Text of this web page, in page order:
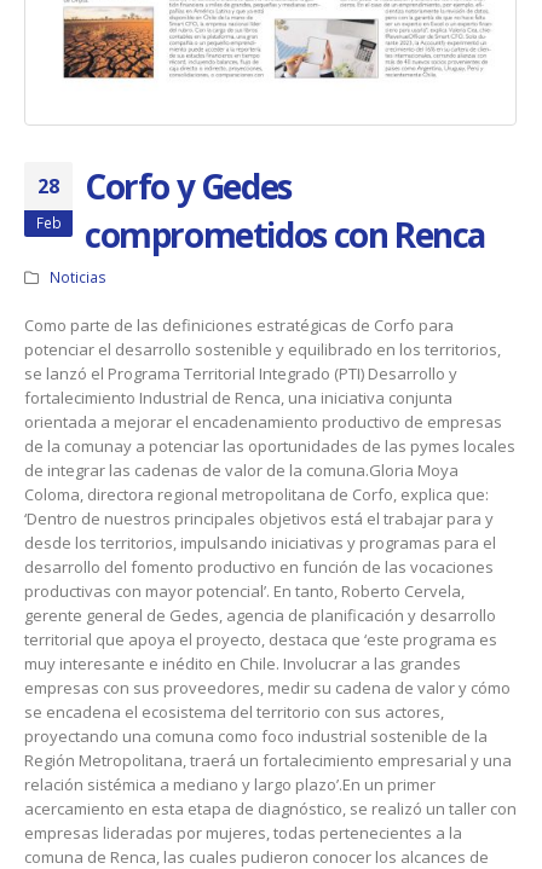
28
Feb
Corfo y Gedes
comprometidos con Renca
Noticias
Como parte de las definiciones estratégicas de Corfo para
potenciar el desarrollo sostenible y equilibrado en los territorios,
se lanzó el Programa Territorial Integrado (PTI) Desarrollo y
fortalecimiento Industrial de Renca, una iniciativa conjunta
orientada a mejorar el encadenamiento productivo de empresas
de la comunay a potenciar las oportunidades de las pymes locales
de integrar las cadenas de valor de la comuna.Gloria Moya
Coloma, directora regional metropolitana de Corfo, explica que:
‘Dentro de nuestros principales objetivos está el trabajar para y
desde los territorios, impulsando iniciativas y programas para el
desarrollo del fomento productivo en función de las vocaciones
productivas con mayor potencial’. En tanto, Roberto Cervela,
gerente general de Gedes, agencia de planificación y desarrollo
territorial que apoya el proyecto, destaca que ‘este programa es
muy interesante e inédito en Chile. Involucrar a las grandes
empresas con sus proveedores, medir su cadena de valor y cómo
se encadena el ecosistema del territorio con sus actores,
proyectando una comuna como foco industrial sostenible de la
Región Metropolitana, traerá un fortalecimiento empresarial y una
relación sistémica a mediano y largo plazo’.En un primer
acercamiento en esta etapa de diagnóstico, se realizó un taller con
empresas lideradas por mujeres, todas pertenecientes a la
comuna de Renca, las cuales pudieron conocer los alcances de